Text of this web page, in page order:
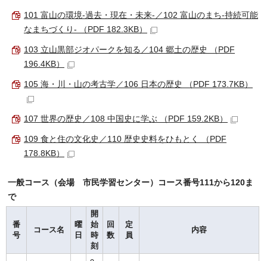
101 富山の環境‐過去・現在・未来‐／102 富山のまち‐持続可能
なまちづくり‐ （PDF 182.3KB）
103 立山黒部ジオパークを知る／104 郷土の歴史 （PDF
196.4KB）
105 海・川・山の考古学／106 日本の歴史 （PDF 173.7KB）
107 世界の歴史／108 中国史に学ぶ （PDF 159.2KB）
109 食と住の文化史／110 歴史史料をひもとく （PDF
178.8KB）
一般コース（会場 市民学習センター）コース番号111から120ま
で
番
号
コース名
曜
日
開
始
時
刻
回
数
定
員
内容